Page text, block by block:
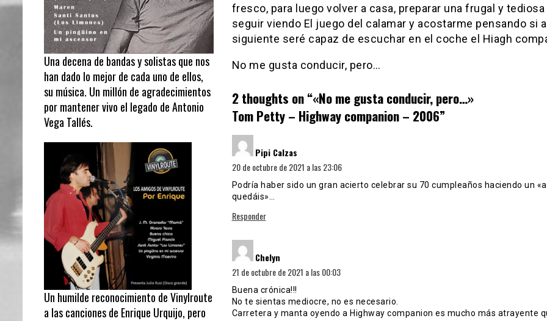
fresco, para luego volver a casa, preparar una frugal y tediosa
seguir viendo El juego del calamar y acostarme pensando si
siguiente seré capaz de escuchar en el coche el Hiagh
No me gusta conducir, pero…
2 thoughts on “«No me gusta conducir, pero…»
Tom Petty – Highway companion – 2006”
Pipi Calzas
20 de octubre de 2021 a las 23:06
Podría haber sido un gran acierto celebrar su 70 cumpleaños haciendo un
quedáis»…
Responder
Chelyn
21 de octubre de 2021 a las 00:03
Buena crónica!!!
No te sientas mediocre, no es necesario.
Carretera y manta oyendo a Highway companion es mucho más atrayente
Una decena de bandas y solistas que nos
han dado lo mejor de cada uno de ellos,
su música. Un millón de agradecimientos
por mantener vivo el legado de Antonio
Vega Tallés.
Un humilde reconocimiento de Vinylroute
a las canciones de Enrique Urquijo, pero